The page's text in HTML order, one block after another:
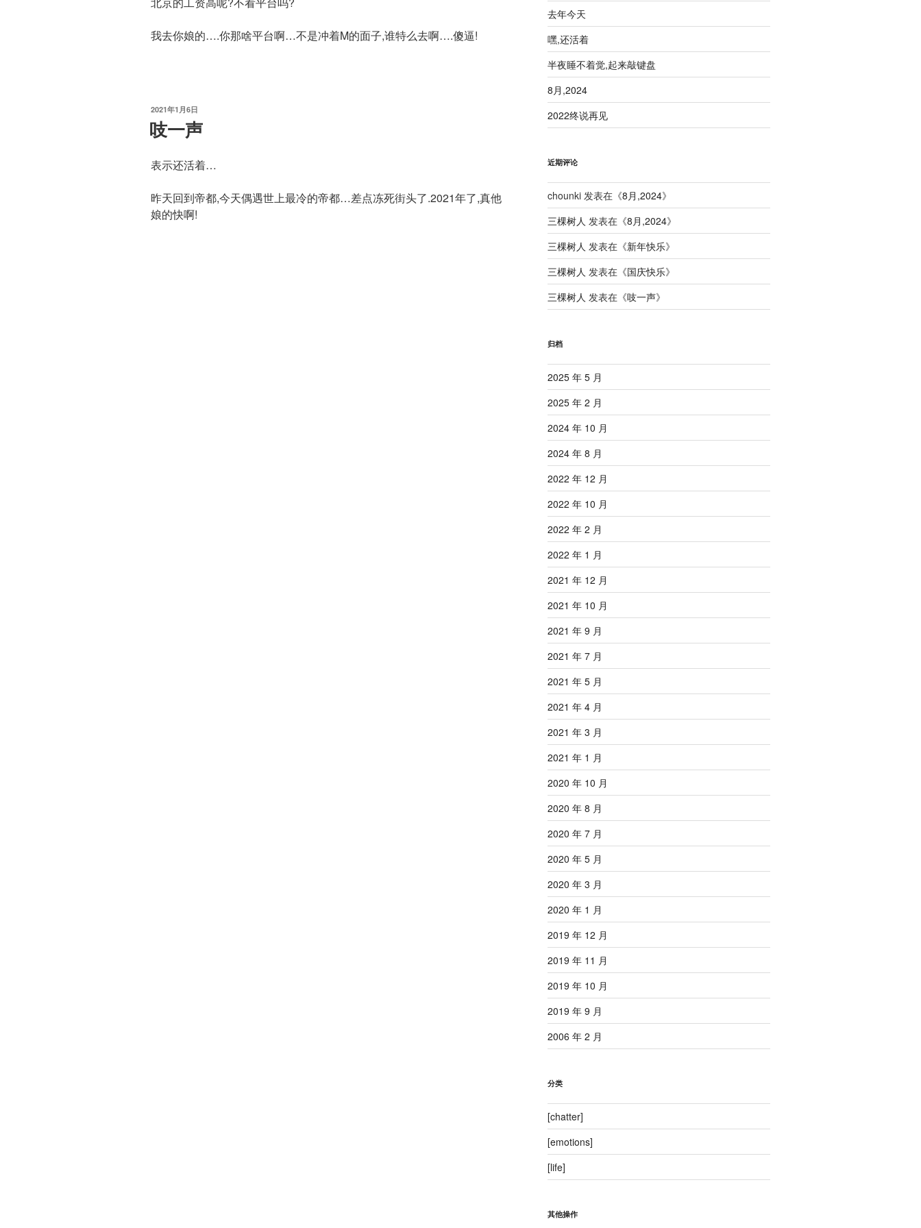
我去你娘的….你那啥平台啊…不是冲着M的面子,谁特么去啊….傻逼!
发
于
2021年1月6日
吱一声
表示还活着…
昨天回到帝都,今天偶遇世上最冷的帝都…差点冻死街头了.2021年了,真他
娘的快啊!
去年今天
嘿,还活着
半夜睡不着觉,起来敲键盘
8月,2024
2022终说再见
近期评论
chounki发表在《8月,2024》
三棵树人 发表在《8月,2024》
三棵树人 发表在《新年快乐》
三棵树人 发表在《国庆快乐》
三棵树人 发表在《吱一声》
归档
2025 年 5 月
2025 年 2 月
2024 年 10 月
2024 年 8 月
2022 年 12 月
2022 年 10 月
2022 年 2 月
2022 年 1 月
2021 年 12 月
2021 年 10 月
2021 年 9 月
2021 年 7 月
2021 年 5 月
2021 年 4 月
2021 年 3 月
2021 年 1 月
2020 年 10 月
2020 年 8 月
2020 年 7 月
2020 年 5 月
2020 年 3 月
2020 年 1 月
2019 年 12 月
2019 年 11 月
2019 年 10 月
2019 年 9 月
2006 年 2 月
分类
[chatter]
[emotions]
[life]
其他操作